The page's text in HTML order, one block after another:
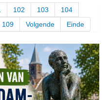
102 103
104
109 Volgende Einde